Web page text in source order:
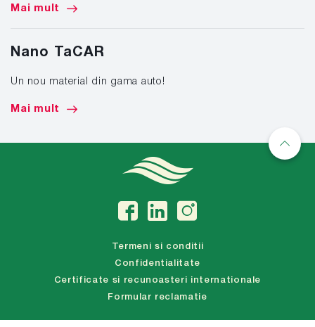
Mai mult
Nano TaCAR
Un nou material din gama auto!
Mai mult
Termeni si conditii
Confidentialitate
Certificate si recunoasteri internationale
Formular reclamatie